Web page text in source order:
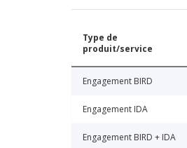
Type de
produit/service
Engagement BIRD
Engagement IDA
Engagement BIRD + IDA